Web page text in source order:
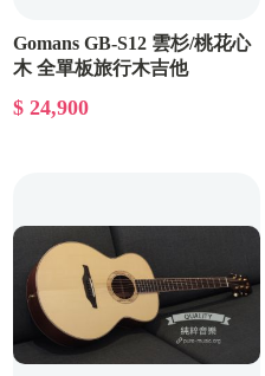
Gomans GB-S12 雲杉/桃花心
木 全單板旅行木吉他
$ 24,900